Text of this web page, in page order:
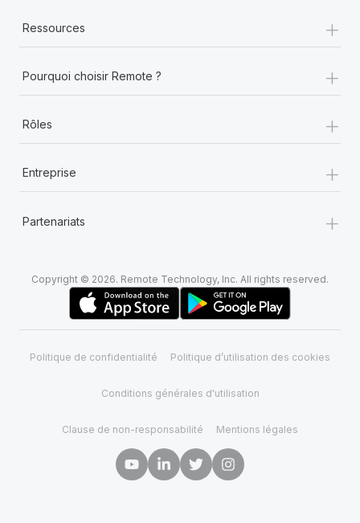
Ressources +
Pourquoi choisir Remote ? +
Rôles +
Entreprise +
Partenariats +
Copyright © 2026. Remote Technology, Inc. All rights reserved.
Politique de confidentialité Politique d’utilisation des cookies
Conditions générales d'utilisation
Clause de non-responsabilité Mentions légales